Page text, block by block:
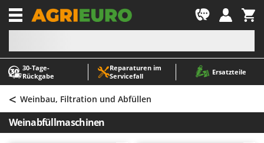
30‑Tage-
Rückgabe
Reparaturen im
Servicefall
Ersatzteile
-1
A
Abbeermaschinen - Traubenmühlen
Abfüllgeräte
Akku Gartenscheren
Akku Gras- und Strauchscheren
A
ABAC
AgriEuro Premium
AgriEuro TOP-LINE
AGT
< Weinbau, Filtration und Abfüllen
Weinabfüllmaschinen